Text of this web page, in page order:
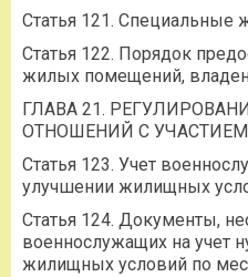
Статья 121.
Статья 122. Порядок
жилых помещений,
ГЛАВА 21.
ОТНОШЕНИЙ С
Статья 123. Учет
улучшении жилищных
Статья 124. Документы,
военнослужащих на учет
жилищных условий по